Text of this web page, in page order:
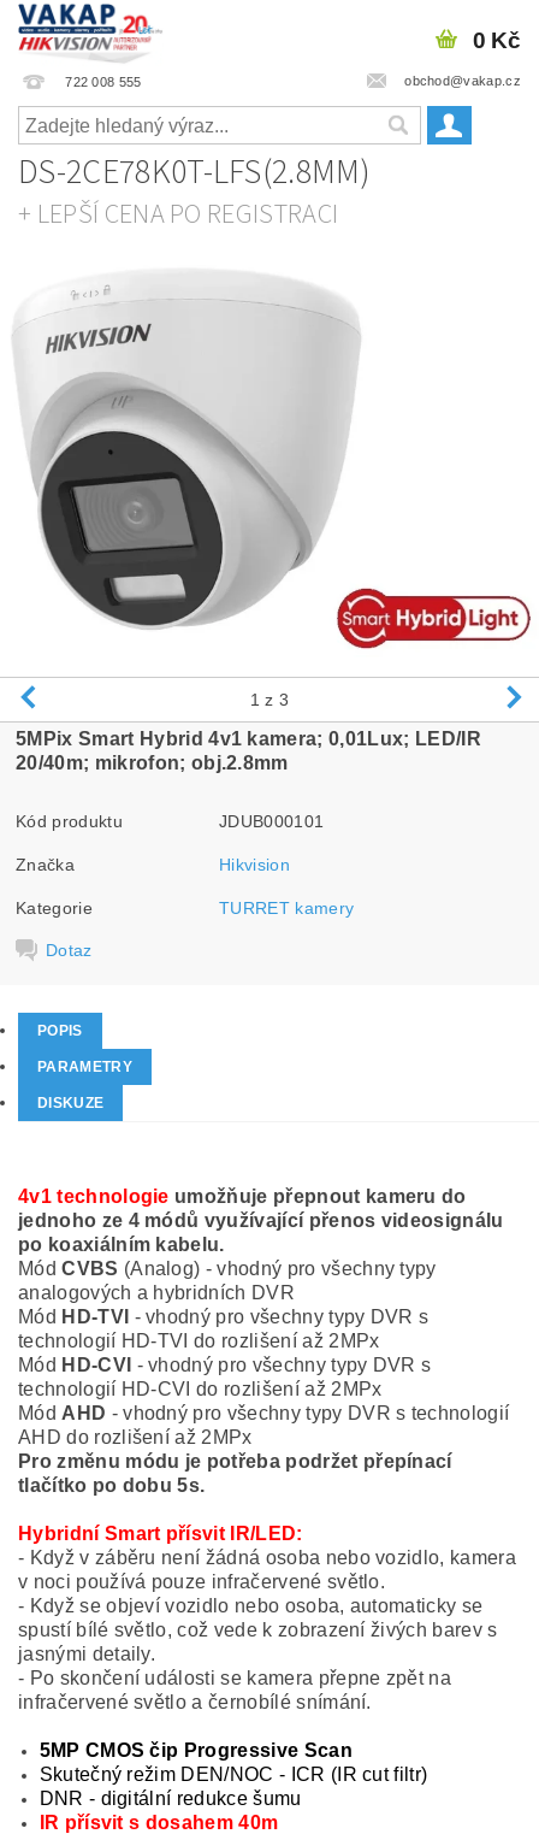
722 008 555 obchod@vakap.cz
0 Kč
DS-2CE78K0T-LFS(2.8MM)
+ LEPŠÍ CENA PO REGISTRACI
1 z 3
5MPix Smart Hybrid 4v1 kamera; 0,01Lux; LED/IR
20/40m; mikrofon; obj.2.8mm
Kód produktu JDUB000101
Značka Hikvision
Kategorie TURRET kamery
Dotaz
POPIS
PARAMETRY
DISKUZE
4v1 technologie umožňuje přepnout kameru do
jednoho ze 4 módů využívající přenos videosignálu
po koaxiálním kabelu.
MódCVBS (Analog) - vhodný pro všechny typy
analogových a hybridních DVR
Mód HD-TVI - vhodný pro všechny typy DVR s
technologií HD-TVI do rozlišení až 2MPx
Mód HD-CVI - vhodný pro všechny typy DVR s
technologií HD-CVI do rozlišení až 2MPx
Mód AHD - vhodný pro všechny typy DVR s technologií
AHD do rozlišení až 2MPx
Pro změnu módu je potřeba podržet přepínací
tlačítko po dobu 5s.
Hybridní Smart přísvit IR/LED:
- Když v záběru není žádná osoba nebo vozidlo, kamera
v noci používá pouze infračervené světlo.
- Když se objeví vozidlo nebo osoba, automaticky se
spustí bílé světlo, což vede k zobrazení živých barev s
jasnými detaily.
- Po skončení události se kamera přepne zpět na
infračervené světlo a černobílé snímání.
5MP CMOS čip Progressive Scan
Skutečný režim DEN/NOC - ICR (IR cut filtr)
DNR - digitální redukce šumu
IR přísvit s dosahem 40m